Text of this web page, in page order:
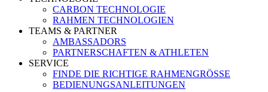
CARBON TECHNOLOGIE
RAHMEN TECHNOLOGIEN
TEAMS & PARTNER
AMBASSADORS
PARTNERSCHAFTEN & ATHLETEN
SERVICE
FINDE DIE RICHTIGE RAHMENGRÖSSE
BEDIENUNGSANLEITUNGEN